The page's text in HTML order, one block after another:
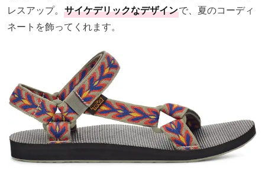
レスアップ。 サイケデリックなデザインで、夏のコーディ
ネートを飾ってくれます。